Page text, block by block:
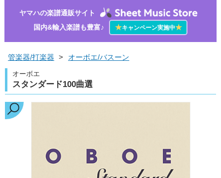
ヤマハの楽譜通販サイト
国内&輸入楽譜も豊富♪
★キャンペーン実施中★
管楽器/打楽器 > オーボエ/バスーン
オーボエ
スタンダード100曲選